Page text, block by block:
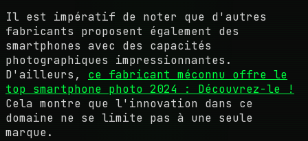
Il est impératif de noter que d'autres
fabricants proposent également des
smartphones avec des capacités
photographiques impressionnantes.
D'ailleurs, ce fabricant méconnu offre le
top smartphone photo 2024 : Découvrez-le !
Cela montre que l'innovation dans ce
domaine ne se limite pas à une seule
marque.